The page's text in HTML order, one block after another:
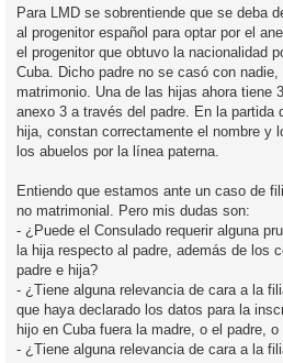
e
Para LMD se sobrentiende que se deba
al progenitor español para optar por el
el progenitor que obtuvo la nacionalidad
Cuba. Dicho padre no se casó con
matrimonio. Una de las hijas ahora tiene
anexo 3 a través del padre. En la partida
hija, constan correctamente el nombre y
los abuelos por la línea paterna.
Entiendo que estamos ante un caso de
no matrimonial. Pero mis dudas son:
- ¿Puede el Consulado requerir alguna
la hija respecto al padre, además de los
padre e hija?
- ¿Tiene alguna relevancia de cara a la
que haya declarado los datos para la
hijo en Cuba fuera la madre, o el padre, o
- ¿Tiene alguna relevancia de cara a la